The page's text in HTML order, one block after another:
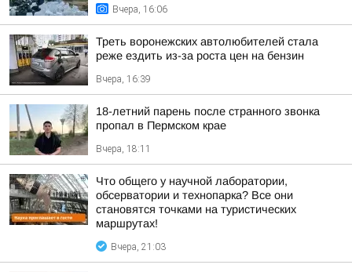
Вчера, 16:06
Треть воронежских автолюбителей стала
реже ездить из-за роста цен на бензин
Вчера, 16:39
18-летний парень после странного звонка
пропал в Пермском крае
Вчера, 18:11
Что общего у научной лаборатории,
обсерватории и технопарка? Все они
становятся точками на туристических
маршрутах!
Вчера, 21:03